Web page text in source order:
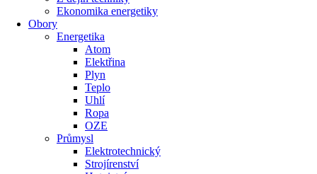
Ekonomika energetiky
Obory
Energetika
Atom
Elektřina
Plyn
Teplo
Uhlí
Ropa
OZE
Průmysl
Elektrotechnický
Strojírenství